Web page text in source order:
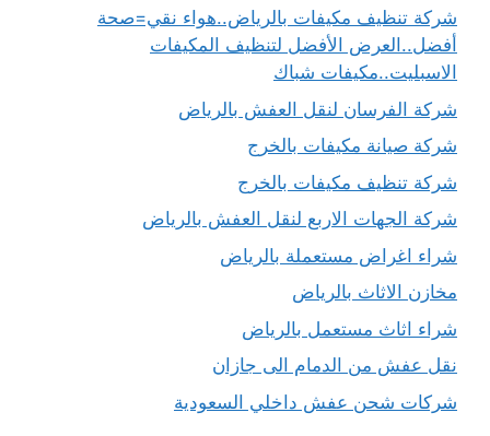
شركة تنظيف مكيفات بالرياض..هواء نقي=صحة
أفضل..العرض الأفضل لتنظيف المكيفات
الاسبليت..مكيفات شباك
شركة الفرسان لنقل العفش بالرياض
شركة صيانة مكيفات بالخرج
شركة تنظيف مكيفات بالخرج
شركة الجهات الاربع لنقل العفش بالرياض
شراء اغراض مستعملة بالرياض
مخازن الاثاث بالرياض
شراء اثاث مستعمل بالرياض
نقل عفش من الدمام الى جازان
شركات شحن عفش داخلي السعودية